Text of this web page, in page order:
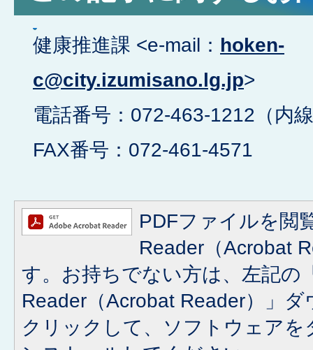
健康推進課 <e-mail： hoken-
c@city.izumisano.lg.jp>
電話番号：072-463-1212（内
FAX番号：072-461-4571
PDFファイルを閲
Reader（Acrobat
す。お持ちでない方は、左記の
Reader（Acrobat Reader）」
クリックして、ソフトウェア